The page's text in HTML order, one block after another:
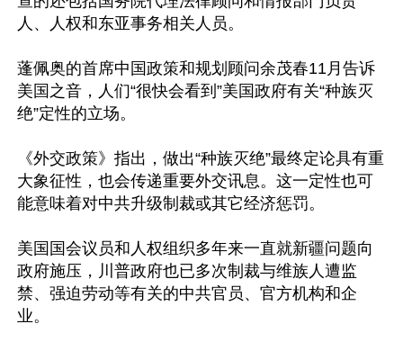
人、人权和东亚事务相关人员。
蓬佩奥的首席中国政策和规划顾问余茂春11月告诉
美国之音，人们“很快会看到”美国政府有关“种族灭
绝”定性的立场。
《外交政策》指出，做出“种族灭绝”最终定论具有重
大象征性，也会传递重要外交讯息。这一定性也可
能意味着对中共升级制裁或其它经济惩罚。
美国国会议员和人权组织多年来一直就新疆问题向
政府施压，川普政府也已多次制裁与维族人遭监
禁、强迫劳动等有关的中共官员、官方机构和企
业。